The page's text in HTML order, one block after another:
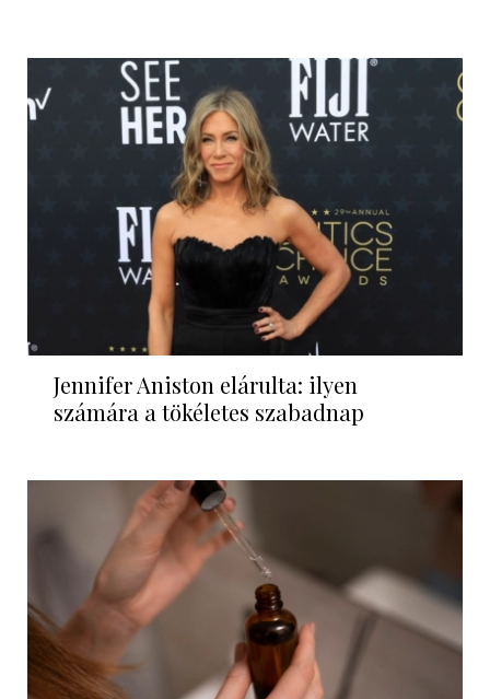
Jennifer Aniston elárulta: ilyen
számára a tökéletes szabadnap